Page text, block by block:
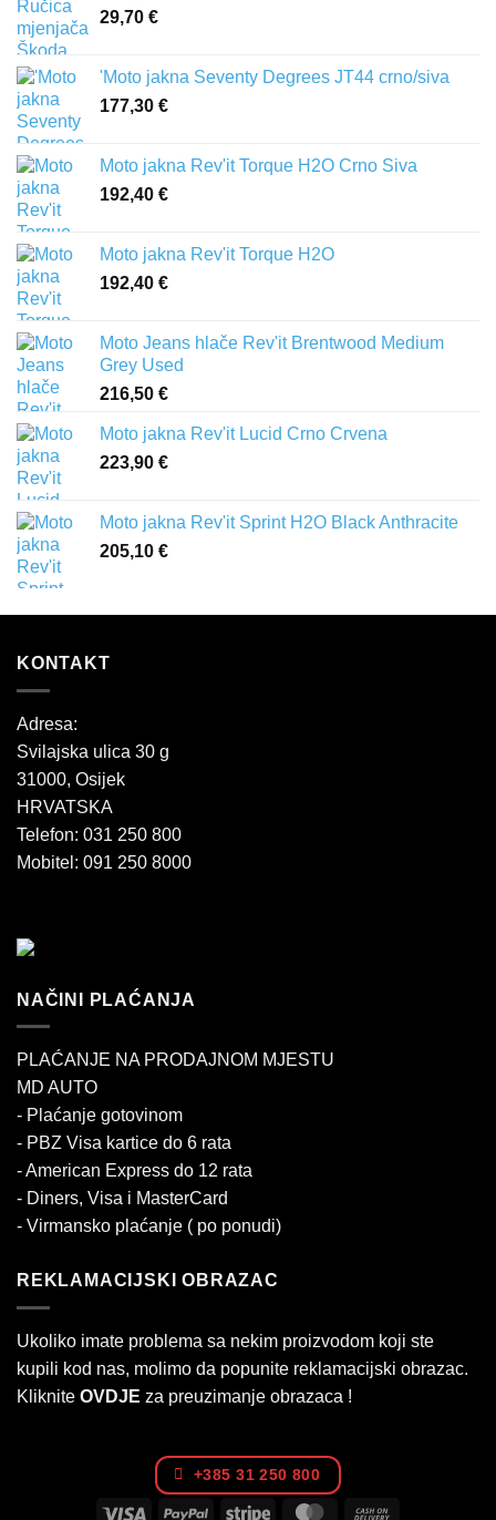
29,70 €
'Moto jakna Seventy Degrees JT44 crno/siva
177,30 €
Moto jakna Rev'it Torque H2O Crno Siva
192,40 €
Moto jakna Rev'it Torque H2O
192,40 €
Moto Jeans hlače Rev'it Brentwood Medium
Grey Used
216,50 €
Moto jakna Rev'it Lucid Crno Crvena
223,90 €
Moto jakna Rev'it Sprint H2O Black Anthracite
205,10 €
KONTAKT
Adresa:
Svilajska ulica 30 g
31000, Osijek
HRVATSKA
Telefon: 031 250 800
Mobitel: 091 250 8000
NAČINI PLAĆANJA
PLAĆANJE NA PRODAJNOM MJESTU
MD AUTO
- Plaćanje gotovinom
- PBZ Visa kartice do 6 rata
- American Express do 12 rata
- Diners, Visa i MasterCard
- Virmansko plaćanje ( po ponudi)
REKLAMACIJSKI OBRAZAC
Ukoliko imate problema sa nekim proizvodom koji ste
kupili kod nas, molimo da popunite reklamacijski obrazac.
Kliknite OVDJE za preuzimanje obrazaca !
+385 31 250 800
Visa PayPal Stripe MasterCard